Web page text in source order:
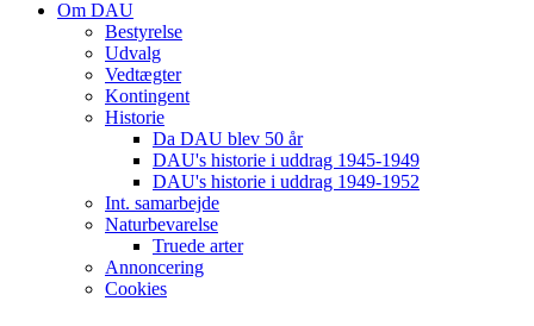
Om DAU
Bestyrelse
Udvalg
Vedtægter
Kontingent
Historie
Da DAU blev 50 år
DAU's historie i uddrag 1945-1949
DAU's historie i uddrag 1949-1952
Int. samarbejde
Naturbevarelse
Truede arter
Annoncering
Cookies